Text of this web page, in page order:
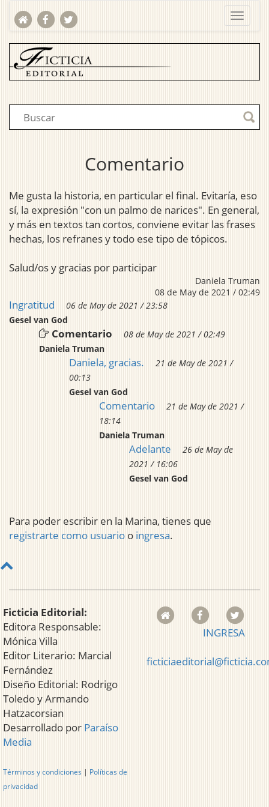
Comentario
Me gusta la historia, en particular el final. Evitaría, eso
sí, la expresión "con un palmo de narices". En general,
y más en textos tan cortos, conviene evitar las frases
hechas, los refranes y todo ese tipo de tópicos.
Salud/os y gracias por participar
Daniela Truman
08 de May de 2021 / 02:49
Ingratitud
06 de May de 2021 / 23:58
Gesel van God
Comentario
08 de May de 2021 / 02:49
Daniela Truman
Daniela, gracias.
21 de May de 2021 /
00:13
Gesel van God
Comentario
21 de May de 2021 /
18:14
Daniela Truman
Adelante
26 de May de
2021 / 16:06
Gesel van God
Para poder escribir en la Marina, tienes que
registrarte como usuario o ingresa.
Ficticia Editorial:
Editora Responsable:
Mónica Villa
Editor Literario: Marcial
Fernández
Diseño Editorial: Rodrigo
Toledo y Armando
Hatzacorsian
Desarrollado por Paraíso
Media
Términos y condiciones | Políticas de
privacidad
INGRESA